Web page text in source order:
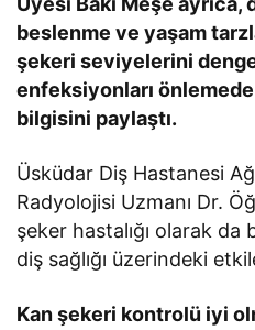
beslenme ve yaşam
şekeri seviyelerini
enfeksiyonları
bilgisini paylaştı.
Üsküdar Diş Hastanesi
Radyolojisi Uzmanı Dr.
şeker hastalığı olarak da
diş sağlığı üzerindeki
Kan şekeri kontrolü iyi